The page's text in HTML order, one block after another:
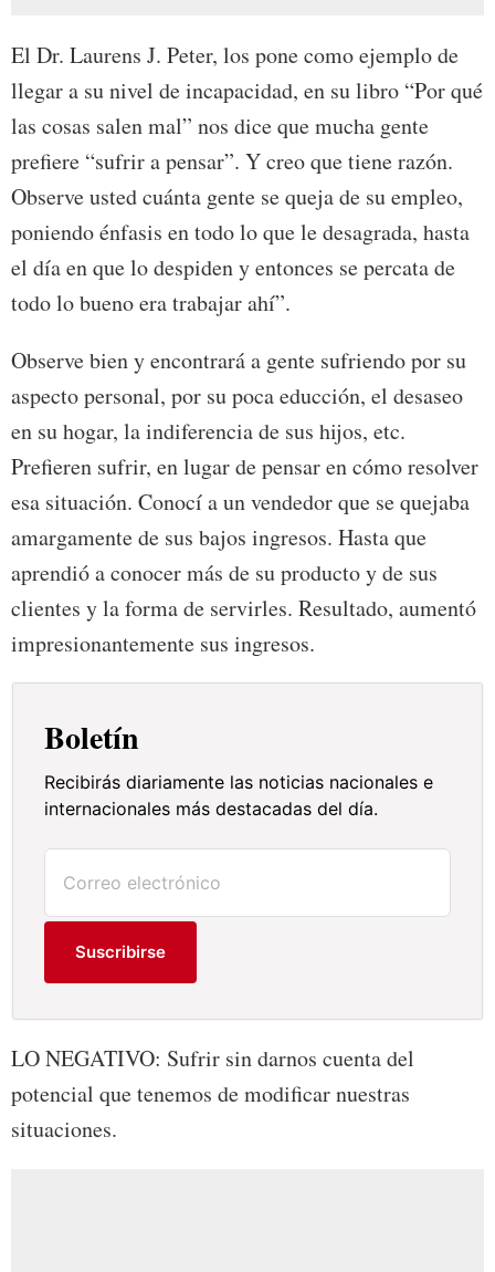
El Dr. Laurens J. Peter, los pone como ejemplo de
llegar a su nivel de incapacidad, en su libro “Por qué
las cosas salen mal” nos dice que mucha gente
prefiere “sufrir a pensar”. Y creo que tiene razón.
Observe usted cuánta gente se queja de su empleo,
poniendo énfasis en todo lo que le desagrada, hasta
el día en que lo despiden y entonces se percata de
todo lo bueno era trabajar ahí”.
Observe bien y encontrará a gente sufriendo por su
aspecto personal, por su poca educción, el desaseo
en su hogar, la indiferencia de sus hijos, etc.
Prefieren sufrir, en lugar de pensar en cómo resolver
esa situación. Conocí a un vendedor que se quejaba
amargamente de sus bajos ingresos. Hasta que
aprendió a conocer más de su producto y de sus
clientes y la forma de servirles. Resultado, aumentó
impresionantemente sus ingresos.
Boletín
Recibirás diariamente las noticias nacionales e
internacionales más destacadas del día.
Suscribirse
LO NEGATIVO: Sufrir sin darnos cuenta del
potencial que tenemos de modificar nuestras
situaciones.